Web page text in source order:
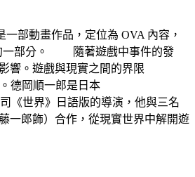
部動畫作品，定位為 OVA 內容，
一部分。 隨著遊戲中事件的發
響。遊戲與現實之間的界限
德岡順一郎是日本
《世界》日語版的導演，他與三名
一郎飾）合作，從現實世界中解開遊